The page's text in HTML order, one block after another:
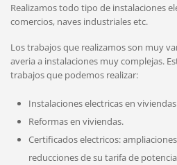
Realizamos todo tipo de instalaciones
comercios, naves industriales etc.
Los trabajos que realizamos son muy
averia a instalaciones muy complejas.
trabajos que podemos realizar:
Instalaciones electricas en
Reformas en viviendas.
Certificados electricos:
reducciones de su tarifa de